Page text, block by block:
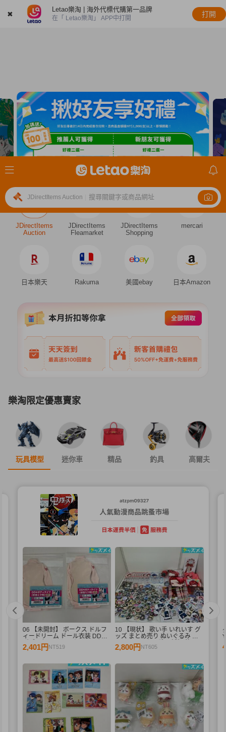
✖
Letao樂淘 | 海外代標代購第一品牌
在「 Letao樂淘」 APP中打開
打開
JDirectItems Auction 搜尋關鍵字或商品網址
JDirectItems
Auction
JDirectItems
Fleamarket
JDirectItems
Shopping
mercari
日本樂天 Rakuma 美國ebay 日本Amazon
樂淘限定優惠賣家
玩具模型 迷你車 精品 釣具 高爾夫
06 【未開封】 ボークス ドルフ
ィードリーム ドール衣装 DD用
ボディタイツ セミホワイトカラ
ー 初音ミク 2点 A /ドール
2,401円 NT519
10 【現状】 歌い手 いれいす グ
ッズ まとめ売り ぬいぐるみ バ
ッジ・キーホルダー 紙類 他
2,800円 NT605